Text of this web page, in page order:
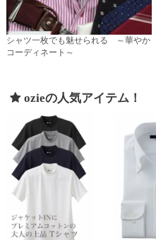
シャツ一枚でも魅せられる ～華やか
コーディネート～
ozieの人気アイテム！